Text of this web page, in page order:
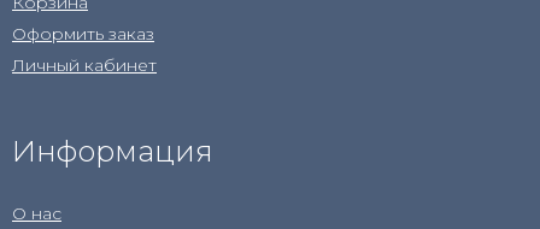
Оформить заказ
Личный кабинет
Информация
О нас